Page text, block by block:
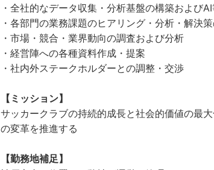
・全社的なデータ収集・分析基盤の構築および
・各部門の業務課題のヒアリング・分析・解決
・市場・競合・業界動向の調査および分析
・経営陣への各種資料作成・提案
・社内外ステークホルダーとの調整・交渉
【ミッション】
サッカークラブの持続的成⾧と社会的価値の最
の変革を推進する
【勤務地補足】